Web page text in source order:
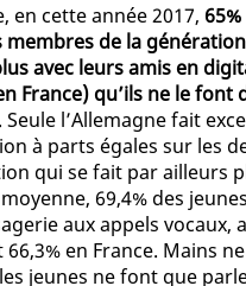
en cette année 2017,
membres de la
avec leurs amis en
France) qu’ils ne le font
. Seule l’Allemagne fait
à parts égales sur les
qui se fait par ailleurs
69,4% des
aux appels vocaux,
en France. Mains
jeunes ne font que